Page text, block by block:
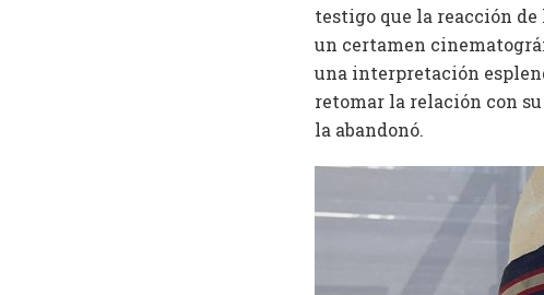
testigo que la reacción
un certamen
una interpretación
retomar la relación con
la abandonó.